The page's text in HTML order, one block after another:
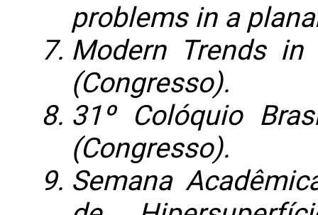
problems in a
Modern Trends in
(Congresso).
31º Colóquio
(Congresso).
Semana